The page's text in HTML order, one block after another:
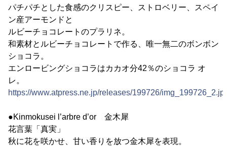
パチパチとした食感のクリスピー、ストロベリー、スペイ
ン産アーモンドと
ルビーチョコレートのプラリネ。
和素材とルビーチョコレートで作る、唯一無二のボンボン
ショコラ。
エンロービングショコラはカカオ分42％のショコラ オ
レ。
https://www.atpress.ne.jp/releases/199726/
●Kinmokusei l’arbre d’or 金木犀
花言葉「真実」
秋に花を咲かせ、甘い香りを放つ金木犀を表現。